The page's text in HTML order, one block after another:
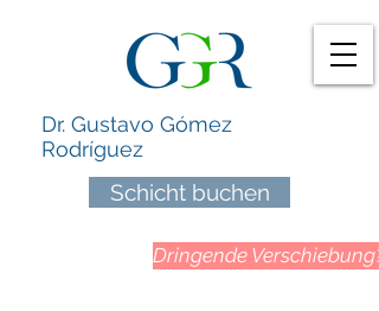
Dr. Gustavo Gómez
Rodríguez
Dringende Verschiebung?
Schicht buchen